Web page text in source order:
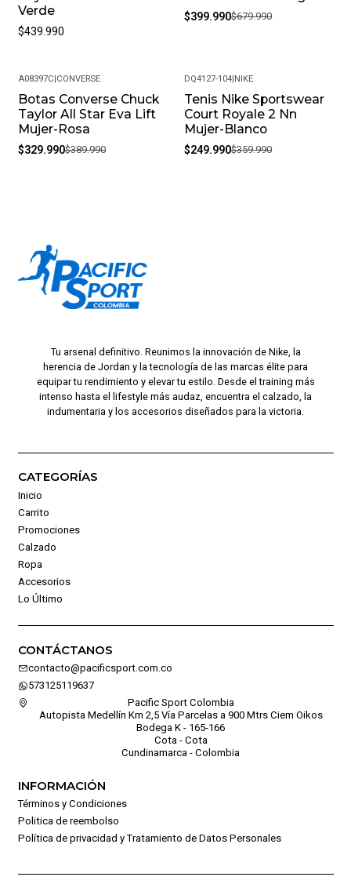
Verde
$439.990
$399.990$679.990
-15%
A08397C CONVERSE
Botas Converse Chuck
Taylor All Star Eva Lift
Mujer-Rosa
$329.990$389.990
-31%
DQ4127-104 NIKE
Tenis Nike Sportswear
Court Royale 2 Nn
Mujer-Blanco
$249.990$359.990
Tu arsenal definitivo. Reunimos la innovación de Nike, la
herencia de Jordan y la tecnología de las marcas élite para
equipar tu rendimiento y elevar tu estilo. Desde el training más
intenso hasta el lifestyle más audaz, encuentra el calzado, la
indumentaria y los accesorios diseñados para la victoria.
CATEGORÍAS
Inicio
Carrito
Promociones
Calzado
Ropa
Accesorios
Lo Último
CONTÁCTANOS
contacto@pacificsport.com.co
573125119637
Pacific Sport Colombia
Autopista Medellín Km 2,5 Vía Parcelas a 900 Mtrs Ciem Oikos
Bodega K - 165-166
Cota - Cota
Cundinamarca - Colombia
INFORMACIÓN
Términos y Condiciones
Politica de reembolso
Política de privacidad y Tratamiento de Datos Personales